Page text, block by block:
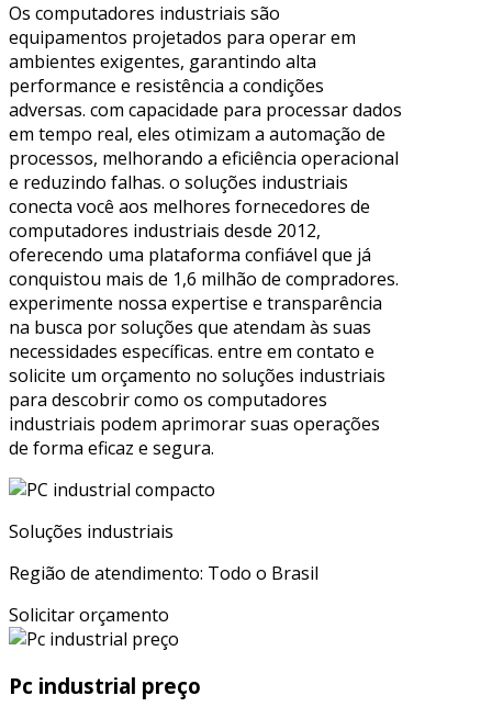
Os computadores industriais são
equipamentos projetados para operar em
ambientes exigentes, garantindo alta
performance e resistência a condições
adversas. com capacidade para processar dados
em tempo real, eles otimizam a automação de
processos, melhorando a eficiência operacional
e reduzindo falhas. o soluções industriais
conecta você aos melhores fornecedores de
computadores industriais desde 2012,
oferecendo uma plataforma confiável que já
conquistou mais de 1,6 milhão de compradores.
experimente nossa expertise e transparência
na busca por soluções que atendam às suas
necessidades específicas. entre em contato e
solicite um orçamento no soluções industriais
para descobrir como os computadores
industriais podem aprimorar suas operações
de forma eficaz e segura.
Soluções industriais
Região de atendimento: Todo o Brasil
Solicitar orçamento
Pc industrial preço